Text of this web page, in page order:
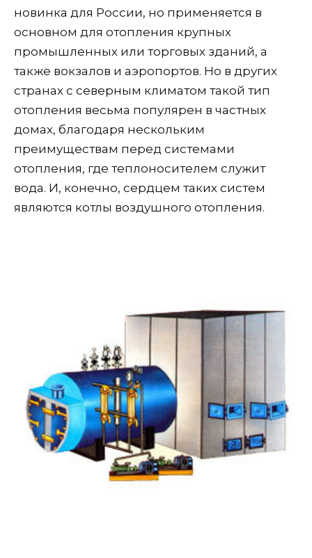
новинка для России, но применяется в
основном для отопления крупных
промышленных или торговых зданий, а
также вокзалов и аэропортов. Но в других
странах с северным климатом такой тип
отопления весьма популярен в частных
домах, благодаря нескольким
преимуществам перед системами
отопления, где теплоносителем служит
вода. И, конечно, сердцем таких систем
являются котлы воздушного отопления.